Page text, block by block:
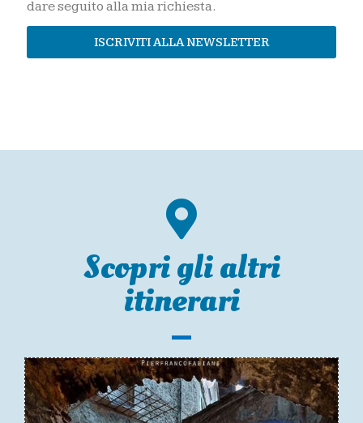
dare seguito alla mia richiesta.
ISCRIVITI ALLA NEWSLETTER
Scopri gli altri
itinerari